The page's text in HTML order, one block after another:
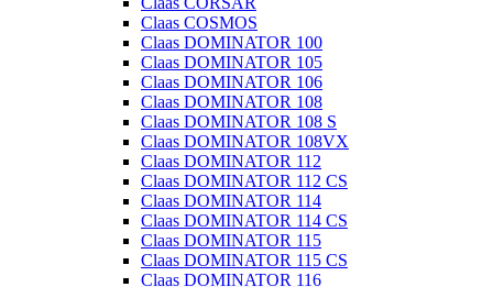
Claas COSMOS
Claas DOMINATOR 100
Claas DOMINATOR 105
Claas DOMINATOR 106
Claas DOMINATOR 108
Claas DOMINATOR 108 S
Claas DOMINATOR 108VX
Claas DOMINATOR 112
Claas DOMINATOR 112 CS
Claas DOMINATOR 114
Claas DOMINATOR 114 CS
Claas DOMINATOR 115
Claas DOMINATOR 115 CS
Claas DOMINATOR 116